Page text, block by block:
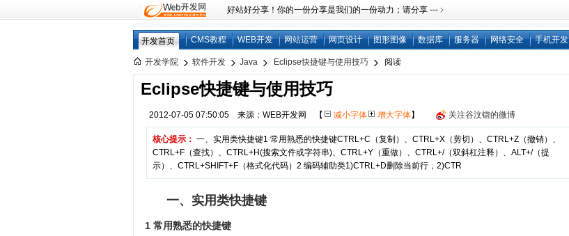
好站好分享！你的一份分享是我们的一份动力；请分享 ---﹥
开发首页 CMS教程 WEB开发 网站运营 网页设计 图形图像 数据库 服务器 网络安全 手机开发
开发学院 软件开发 Java Eclipse快捷键与使用技巧 阅读
Eclipse快捷键与使用技巧
2012-07-05 07:50:05 来源：WEB开发网 【 减小字体 增大字体】 关注谷汶锴的微博
核心提示： 一、实用类快捷键1 常用熟悉的快捷键CTRL+C（复制）、CTRL+X（剪切）、CTRL+Z（撤销）、
CTRL+F（查找）、CTRL+H(搜索文件或字符串)、CTRL+Y（重做）、CTRL+/（双斜杠注释）、ALT+/（提
示）、CTRL+SHIFT+F（格式化代码）2 编码辅助类1)CTRL+D删除当前行，2)CTR
一、实用类快捷键
1 常用熟悉的快捷键